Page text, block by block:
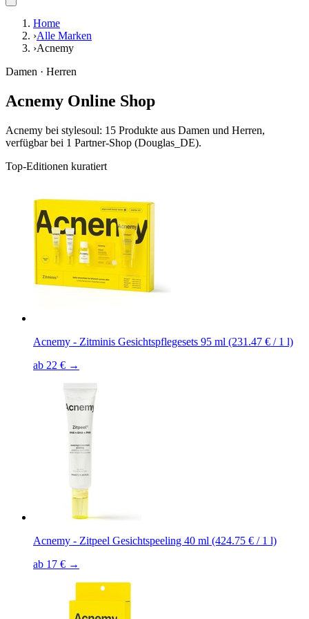
Home
›Alle Marken
›Acnemy
Damen · Herren
Acnemy Online Shop
Acnemy bei stylesoul: 15 Produkte aus Damen und Herren,
verfügbar bei 1 Partner-Shop (Douglas_DE).
Top-Editionen kuratiert
Acnemy - Zitminis Gesichtspflegesets 95 ml (231.47 € / 1 l)
ab 22 € →
Acnemy - Zitpeel Gesichtspeeling 40 ml (424.75 € / 1 l)
ab 17 € →